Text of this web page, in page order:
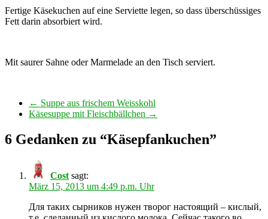
Fertige Käsekuchen auf eine Serviette legen, so dass überschüssiges
Fett darin absorbiert wird.
Mit saurer Sahne oder Marmelade an den Tisch serviert.
← Suppe aus frischem Weisskohl
Käsesuppe mit Fleischbällchen →
6 Gedanken zu “Käsepfankuchen”
Cost sagt:
März 15, 2013 um 4:49 p.m. Uhr
Для таких сырников нужен творог настоящий – кислый,